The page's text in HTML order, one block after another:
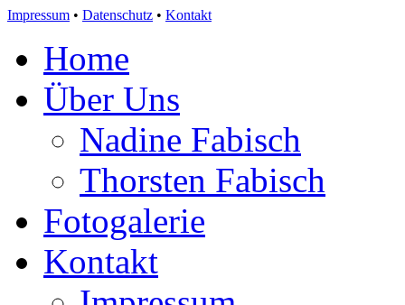
Impressum • Datenschutz • Kontakt
Home
Über Uns
Nadine Fabisch
Thorsten Fabisch
Fotogalerie
Kontakt